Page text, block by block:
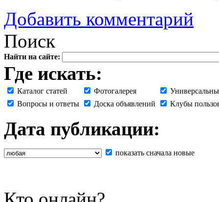
Добавить комментарий
Поиск
Найти на сайте:
Где искать:
Каталог статей Фотогалерея
Вопросы и ответы
Доска объявлений Клубы
Дата публикации:
показать сначала новые